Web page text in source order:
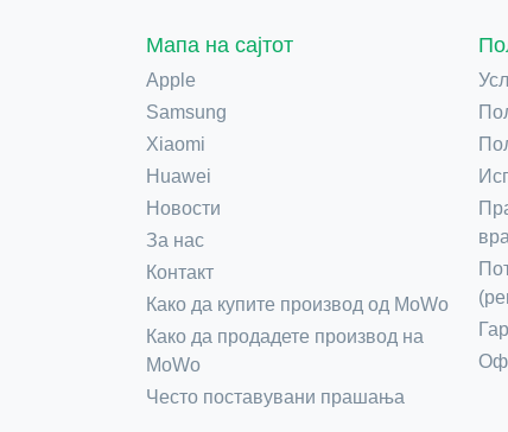
Мапа на сајтот
Apple
Samsung
Xiaomi
Huawei
Новости
За нас
Контакт
Како да купите производ од MoWo
Како да продадете производ на
MoWo
Често поставувани прашања